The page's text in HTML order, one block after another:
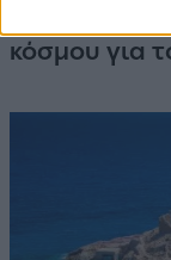
κόσμου για